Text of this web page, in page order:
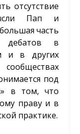
отсутствие
Пап и
часть
дебатов в
и в других
под
в том, что
праву и в
практике.